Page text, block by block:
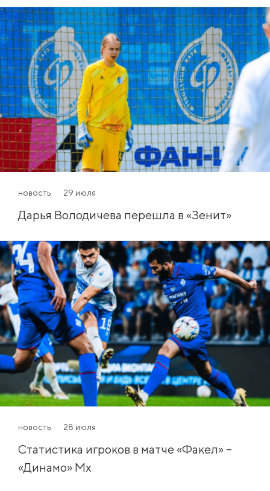
новость 29 июля
Дарья Володичева перешла в «Зенит»
новость 28 июля
Статистика игроков в матче «Факел» –
«Динамо» Мх